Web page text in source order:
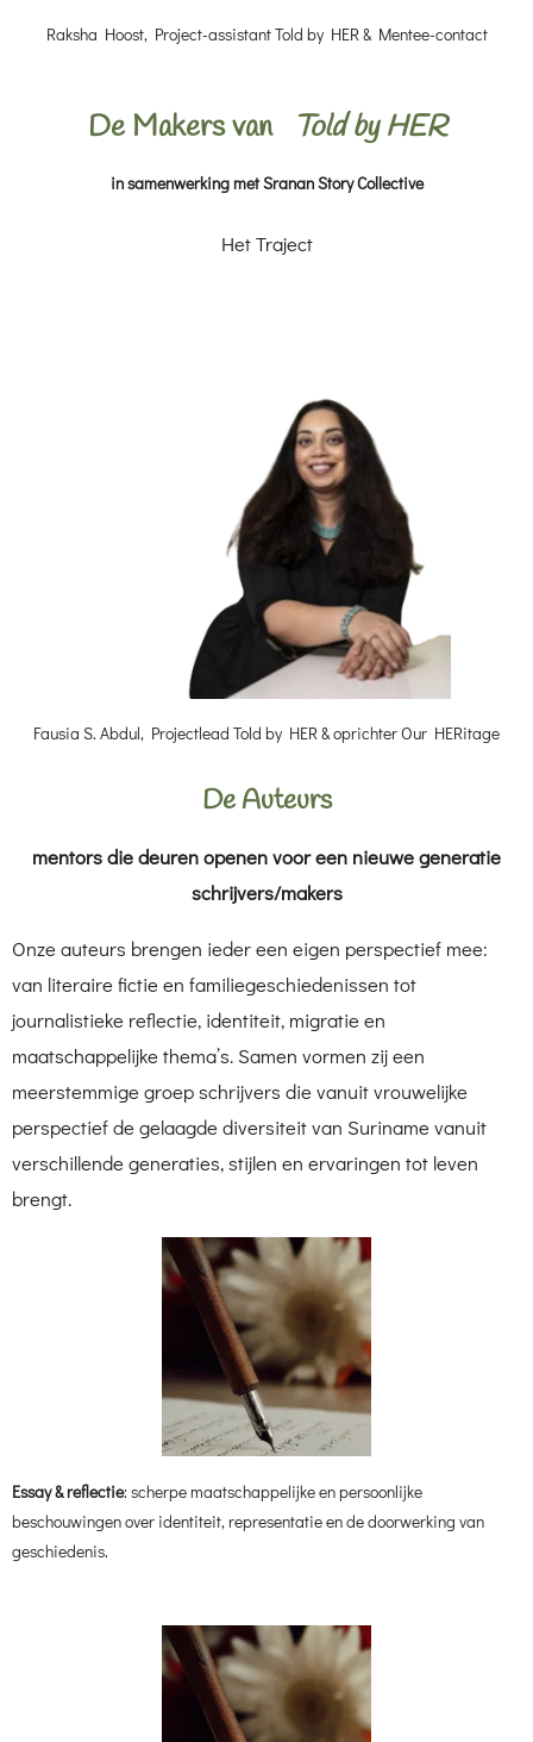
Raksha Hoost, Project-assistant Told by HER & Mentee-contact
De Makers van Told by HER
in samenwerking met Sranan Story Collective
Het Traject
Fausia S. Abdul, Projectlead Told by HER & oprichter Our HERitage
De Auteurs
mentors die deuren openen voor een nieuwe generatie
schrijvers/makers
Onze auteurs brengen ieder een eigen perspectief mee:
van literaire fictie en familiegeschiedenissen tot
journalistieke reflectie, identiteit, migratie en
maatschappelijke thema’s. Samen vormen zij een
meerstemmige groep schrijvers die vanuit vrouwelijke
perspectief de gelaagde diversiteit van Suriname vanuit
verschillende generaties, stijlen en ervaringen tot leven
brengt.
Essay & reflectie: scherpe maatschappelijke en persoonlijke
beschouwingen over identiteit, representatie en de doorwerking van
geschiedenis.